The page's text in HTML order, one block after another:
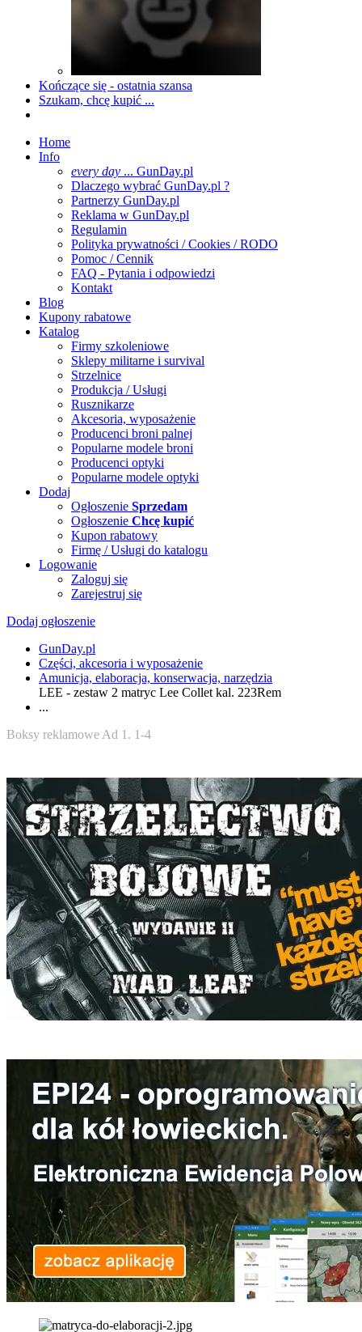
Kończące się - ostatnia szansa
Szukam, chcę kupić ...
Home
Info
every day ... GunDay.pl
Dlaczego wybrać GunDay.pl ?
Partnerzy GunDay.pl
Reklama w GunDay.pl
Regulamin
Polityka prywatności / Cookies / RODO
Pomoc / Cennik
FAQ - Pytania i odpowiedzi
Kontakt
Blog
Kupony rabatowe
Katalog
Firmy szkoleniowe
Sklepy militarne i survival
Strzelnice
Produkcja / Usługi
Rusznikarze
Akcesoria, wyposażenie
Producenci broni palnej
Popularne modele broni
Producenci optyki
Popularne modele optyki
Dodaj
Ogłoszenie Sprzedam
Ogłoszenie Chcę kupić
Kupon rabatowy
Firmę / Usługi do katalogu
Logowanie
Zaloguj się
Zarejestruj się
Dodaj ogłoszenie
GunDay.pl
Części, akcesoria i wyposażenie
Amunicja, elaboracja, konserwacja, narzędzia
LEE - zestaw 2 matryc Lee Collet kal. 223Rem
...
Boksy reklamowe Ad 1. 1-4